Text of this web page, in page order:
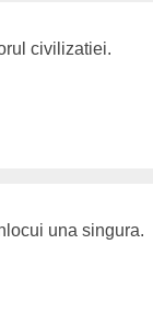
civilizatiei.
una singura.